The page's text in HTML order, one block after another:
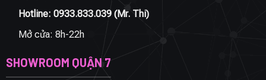
Hotline: 0933.833.039(Mr. Thi)
Mở cửa: 8h-22h
SHOWROOM QUẬN 7